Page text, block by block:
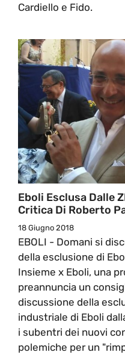
Cardiello e Fido.
Eboli Esclusa Dalle
Critica Di Roberto
18 Giugno 2018
EBOLI - Domani si
della esclusione di
Insieme x Eboli, una
preannuncia un
discussione della
industriale di Eboli
i subentri dei nuovi
polemiche per un